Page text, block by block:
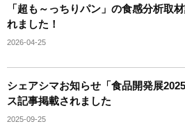
「超も～っちりパン」の食感分析取
れました！
2026-04-25
シェアシマお知らせ「食品開発展
ス記事掲載されました
2025-09-25